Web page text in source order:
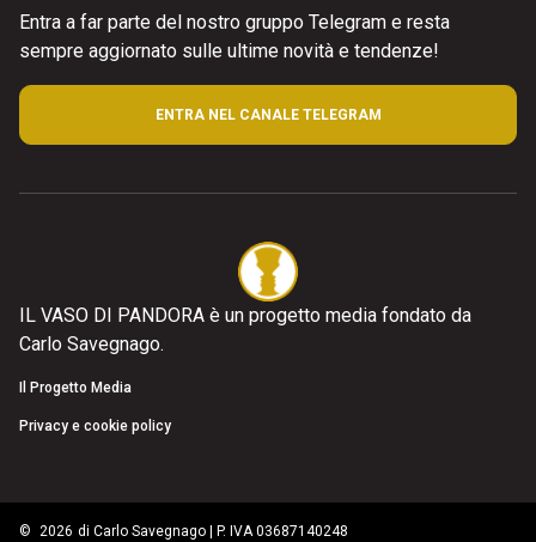
Entra a far parte del nostro gruppo Telegram e resta
sempre aggiornato sulle ultime novità e tendenze!
ENTRA NEL CANALE TELEGRAM
IL VASO DI PANDORA è un progetto media fondato da
Carlo Savegnago.
Il Progetto Media
Privacy e cookie policy
© 2026 di Carlo Savegnago | P. IVA 03687140248